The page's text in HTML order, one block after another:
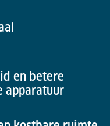
en betere
apparatuur